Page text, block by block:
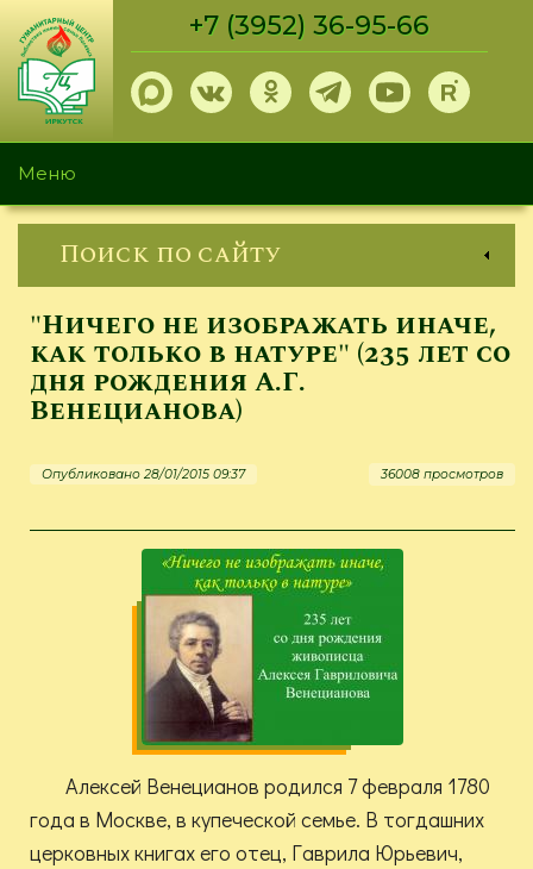
Перейти
основному
содержанию
+7 (3952) 36-95-66
Меню
Поиск по сайту
"Ничего не изображать иначе,
как только в натуре" (235 лет со
дня рождения А.Г.
Венецианова)
Опубликовано 28/01/2015 09:37 36008 просмотров
Алексей Венецианов родился 7 февраля 1780
года в Москве, в купеческой семье. В тогдашних
церковных книгах его отец, Гаврила Юрьевич,